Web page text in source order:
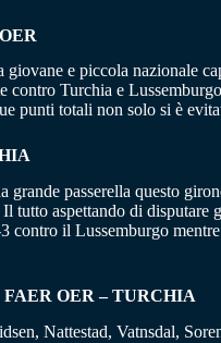
e piccola nazionale
contro Turchia e
punti totali non solo si è
grande passerella questo
tutto aspettando di
contro il Lussemburgo
OER – TURCHIA
Nattestad, Vatnsdal,